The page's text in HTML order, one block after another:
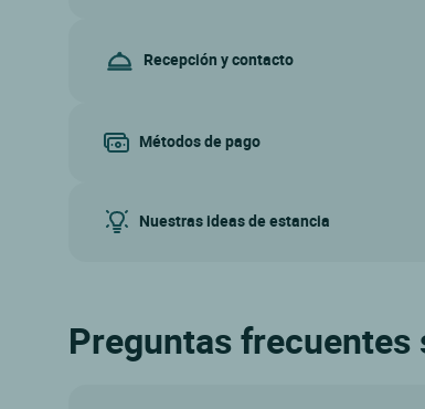
Recepción y contacto
Métodos de pago
Nuestras ideas de estancia
Preguntas